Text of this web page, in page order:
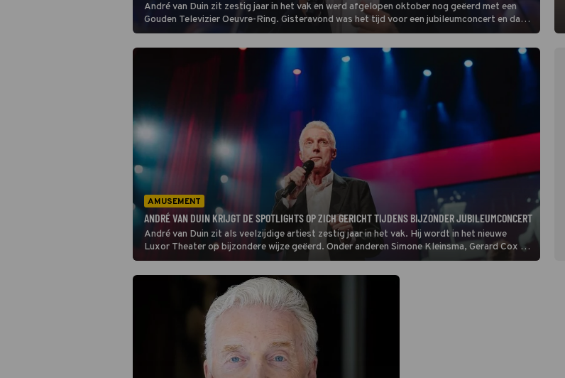
André van Duin zit zestig jaar in het vak en werd afgelopen oktober nog geëerd met een
Gouden Televizier Oeuvre-Ring. Gisteravond was het tijd voor een jubileumconcert en dat
was genieten geblazen voor kijkers.
AMUSEMENT
ANDRÉ VAN DUIN KRIJGT DE SPOTLIGHTS OP ZICH GERICHT TIJDENS BIJZONDER JUBILEUMCONCERT
André van Duin zit als veelzijdige artiest zestig jaar in het vak. Hij wordt in het nieuwe
Luxor Theater op bijzondere wijze geëerd. Onder anderen Simone Kleinsma, Gerard Cox en
Francis van Broekhuizen zingen tijdens dit jubileumconcert zijn liedjes.